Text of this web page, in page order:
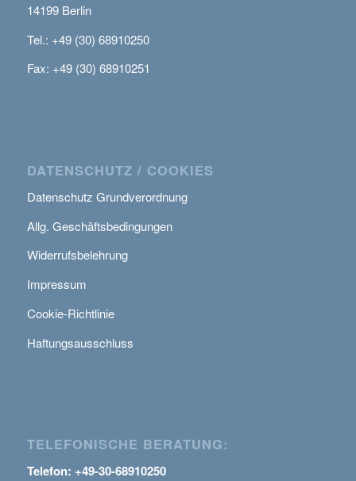
14199 Berlin
Tel.: +49 (30) 68910250
Fax: +49 (30) 68910251
DATENSCHUTZ / COOKIES
Datenschutz Grundverordnung
Allg. Geschäftsbedingungen
Widerrufsbelehrung
Impressum
Cookie-Richtlinie
Haftungsausschluss
TELEFONISCHE BERATUNG:
Telefon: +49-30-68910250